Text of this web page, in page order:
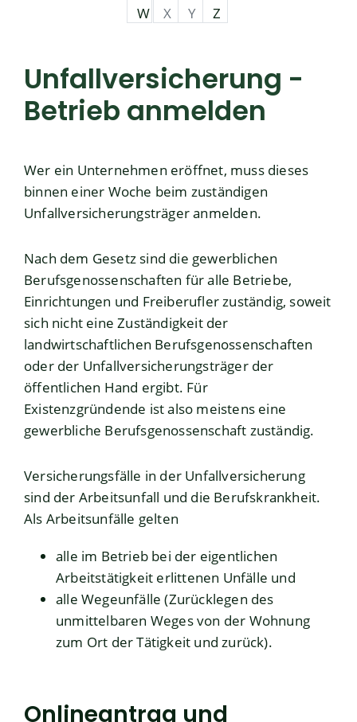
W
X Y Z
Unfallversicherung -
Betrieb anmelden
Wer ein Unternehmen eröffnet, muss dieses
binnen einer Woche beim zuständigen
Unfallversicherungsträger anmelden.
Nach dem Gesetz sind die gewerblichen
Berufsgenossenschaften für alle Betriebe,
Einrichtungen und Freiberufler zuständig, soweit
sich nicht eine Zuständigkeit der
landwirtschaftlichen Berufsgenossenschaften
oder der Unfallversicherungsträger der
öffentlichen Hand ergibt. Für
Existenzgründende ist also meistens eine
gewerbliche Berufsgenossenschaft zuständig.
Versicherungsfälle in der Unfallversicherung
sind der Arbeitsunfall und die Berufskrankheit.
Als Arbeitsunfälle gelten
alle im Betrieb bei der eigentlichen
Arbeitstätigkeit erlittenen Unfälle und
alle Wegeunfälle (Zurücklegen des
unmittelbaren Weges von der Wohnung
zum Ort der Tätigkeit und zurück).
Onlineantrag und